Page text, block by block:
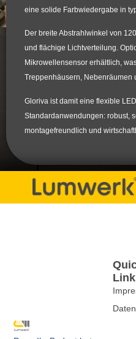
eine solide Farbwiedergabe in
Der breite Abstrahlwinkel von
und flächige Lichtverteilung.
Mikrowellensensor erhältlich,
Treppenhäusern, Nebenräumen
Gloriva ist damit eine flexible
Standardanwendungen: robust,
montagefreundlich und